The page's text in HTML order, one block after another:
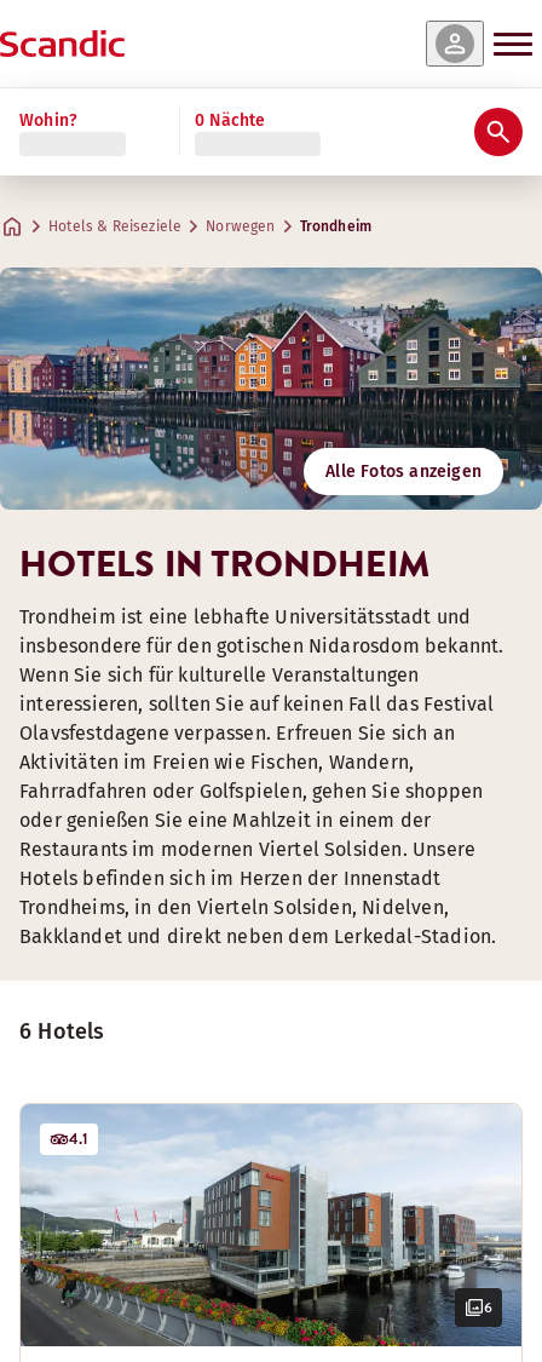
Wohin? 0 Nächte
Hotels & Reiseziele Norwegen Trondheim
Alle Fotos anzeigen
6 Hotels
6
4.1
HOTELS IN TRONDHEIM
Trondheim ist eine lebhafte Universitätsstadt und
insbesondere für den gotischen Nidarosdom bekannt.
Wenn Sie sich für kulturelle Veranstaltungen
interessieren, sollten Sie auf keinen Fall das Festival
Olavsfestdagene verpassen. Erfreuen Sie sich an
Aktivitäten im Freien wie Fischen, Wandern,
Fahrradfahren oder Golfspielen, gehen Sie shoppen
oder genießen Sie eine Mahlzeit in einem der
Restaurants im modernen Viertel Solsiden. Unsere
Hotels befinden sich im Herzen der Innenstadt
Trondheims, in den Vierteln Solsiden, Nidelven,
Bakklandet und direkt neben dem Lerkedal-Stadion.